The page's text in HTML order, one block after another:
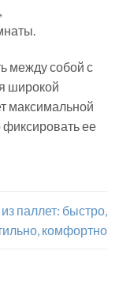
между собой с
широкой
максимальной
ее
паллет: быстро,
комфортно